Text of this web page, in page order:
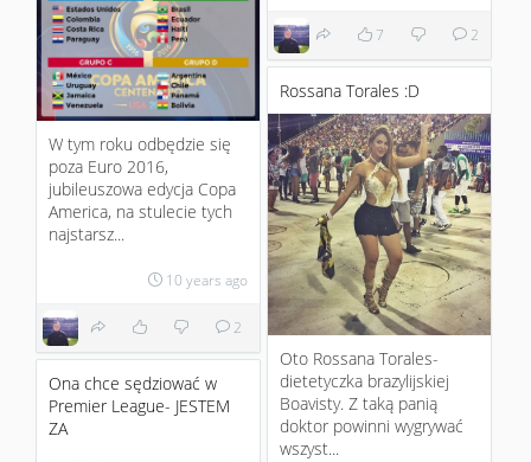
7 2
W tym roku odbędzie się
poza Euro 2016,
jubileuszowa edycja Copa
America, na stulecie tych
najstarsz...
10 years ago
2
Rossana Torales :D
Oto Rossana Torales-
dietetyczka brazylijskiej
Boavisty. Z taką panią
doktor powinni wygrywać
wszyst...
Ona chce sędziować w
Premier League- JESTEM
ZA